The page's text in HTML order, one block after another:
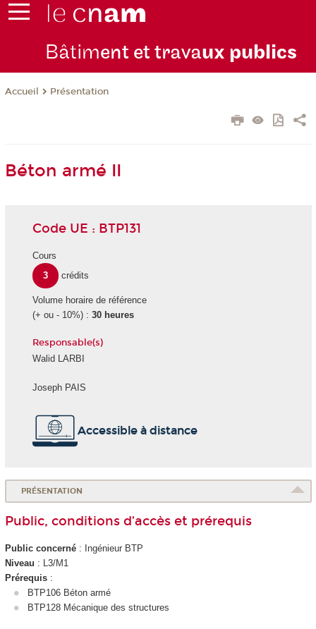
Bâtiment et travaux publics
Accueil Présentation
Béton armé II
Code UE : BTP131
Cours
3
crédits
Volume horaire de référence
(+ ou - 10%) : 30 heures
Responsable(s)
Walid LARBI
Joseph PAIS
Accessible à distance
PRÉSENTATION
Public, conditions d’accès et prérequis
Public concerné: Ingénieur BTP
Niveau : L3/M1
Prérequis:
BTP106 Béton armé
BTP128 Mécanique des structures